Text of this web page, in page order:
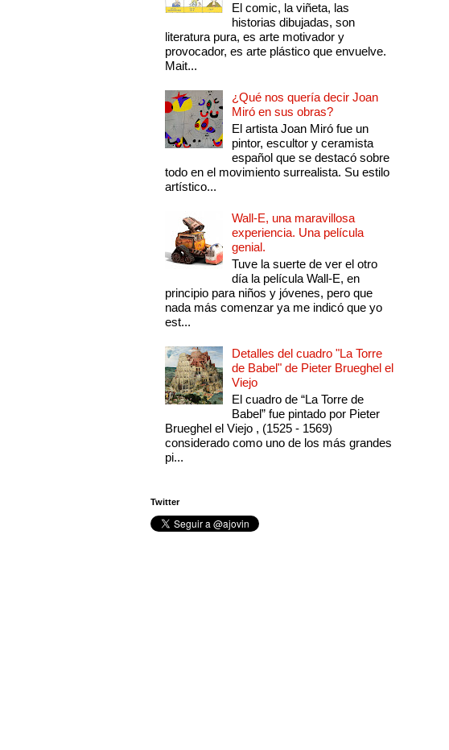
El comic, la viñeta, las
historias dibujadas, son
literatura pura, es arte motivador y
provocador, es arte plástico que envuelve.
Mait...
¿Qué nos quería decir Joan
Miró en sus obras?
El artista Joan Miró fue un
pintor, escultor y ceramista
español que se destacó sobre
todo en el movimiento surrealista. Su estilo
artístico...
Wall-E, una maravillosa
experiencia. Una película
genial.
Tuve la suerte de ver el otro
día la película Wall-E, en
principio para niños y jóvenes, pero que
nada más comenzar ya me indicó que yo
est...
Detalles del cuadro "La Torre
de Babel" de Pieter Brueghel el
Viejo
El cuadro de “La Torre de
Babel” fue pintado por Pieter
Brueghel el Viejo , (1525 - 1569)
considerado como uno de los más grandes
pi...
Twitter